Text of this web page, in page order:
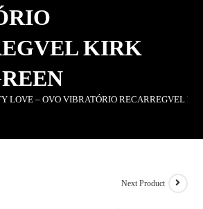
KIRK
LOVE – OVO VIBRATÓRIO RECARREGVEL
Next Product